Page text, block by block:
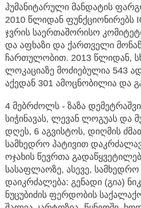
ჰუმანიტარული მანდატის
2010 წლიდან ფუნქციონირებს
ჯვრის საერთაშორისო
და აფხაზი და ქართველი
ჩართულობით. 2013 წლიდან,
ლოკაციაზე მოძიებულია 543
აქედან 301 ამოცნობილია და
4 მებრძოლს - ზაზა
სიჭინავას, ლევან ლოგუას და
დღეს, 6 აგვისტოს, დიღმის
სამხედრო პატივით
ოჯახის წევრთა
სასაფლაოზე, ასევე, სამხედრო
დაიკრძალება: გენადი (გია)
ნუცუბიძის ფერდობის